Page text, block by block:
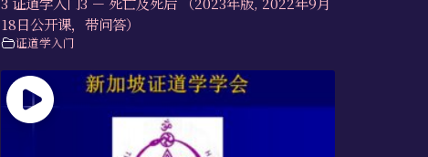
18日公开课，带问答）
证道学入门